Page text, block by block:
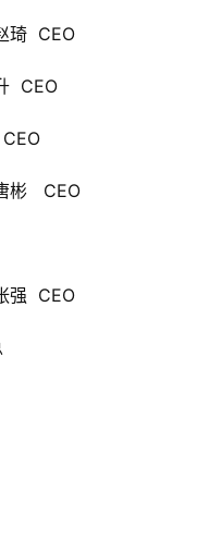
琦 CEO
CEO
CEO
彬 CEO
强 CEO